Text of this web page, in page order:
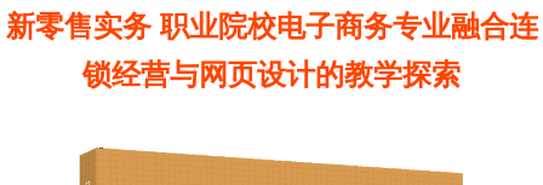
新零售实务 职业院校电子商务专业融合连
锁经营与网页设计的教学探索